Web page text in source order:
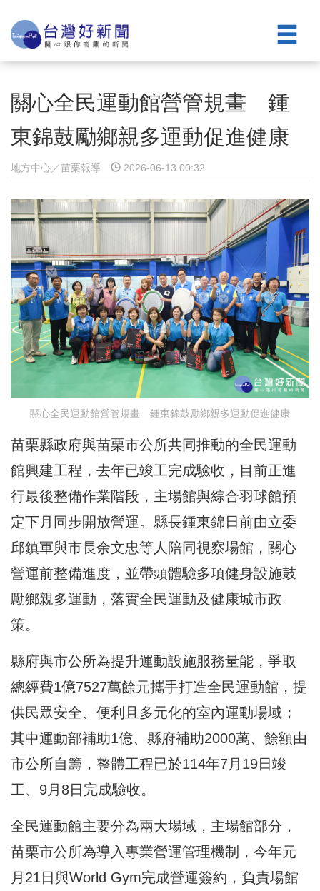
關心全民運動館營管規畫 鍾
東錦鼓勵鄉親多運動促進健康
地方中心／苗栗報導 2026-06-13 00:32
關心全民運動館營管規畫 鍾東錦鼓勵鄉親多運動促進健康
苗栗縣政府與苗栗市公所共同推動的全民運動
館興建工程，去年已竣工完成驗收，目前正進
行最後整備作業階段，主場館與綜合羽球館預
定下月同步開放營運。縣長鍾東錦日前由立委
邱鎮軍與市長余文忠等人陪同視察場館，關心
營運前整備進度，並帶頭體驗多項健身設施鼓
勵鄉親多運動，落實全民運動及健康城市政
策。
縣府與市公所為提升運動設施服務量能，爭取
總經費1億7527萬餘元攜手打造全民運動館，提
供民眾安全、便利且多元化的室內運動場域；
其中運動部補助1億、縣府補助2000萬、餘額由
市公所自籌，整體工程已於114年7月19日竣
工、9月8日完成驗收。
全民運動館主要分為兩大場域，主場館部分，
苗栗市公所為導入專業營運管理機制，今年元
月21日與World Gym完成營運簽約，負責場館